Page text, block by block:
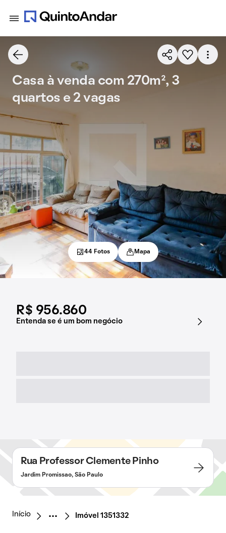
R$ 956.860
Entenda se é um bom negócio
Casa à venda com 270m², 3
quartos e 2 vagas
44 Fotos Mapa
Rua Professor Clemente Pinho
Jardim Promissao, São Paulo
Início Imóvel 1351332